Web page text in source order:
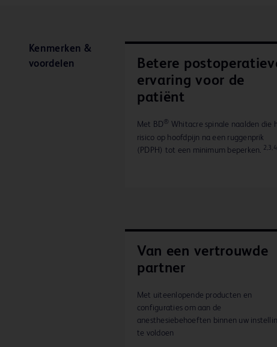
Kenmerken &
voordelen
Betere
ervaring voor de
patiënt
Met BD ®
Whitacre spinale naalden die
risico op hoofdpijn na een ruggenprik
(PDPH) tot een minimum beperken. 2,3,4
Van een vertrouwde
partner
Met uiteenlopende producten en
configuraties om aan de
anesthesiebehoeften binnen uw
te voldoen